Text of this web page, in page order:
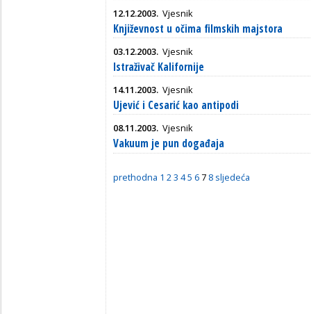
12.12.2003. Vjesnik
Književnost u očima filmskih majstora
03.12.2003. Vjesnik
Istraživač Kalifornije
14.11.2003. Vjesnik
Ujević i Cesarić kao antipodi
08.11.2003. Vjesnik
Vakuum je pun događaja
prethodna 1 2 3 45 6 7 8 sljedeća